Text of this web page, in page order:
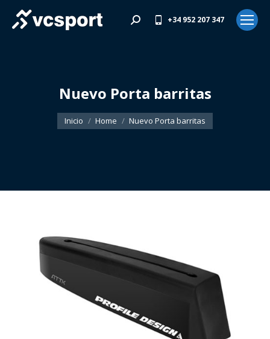
Buscar: +34 952 207 347
Nuevo Porta barritas
Estás aquí:
Inicio Home Nuevo Porta barritas